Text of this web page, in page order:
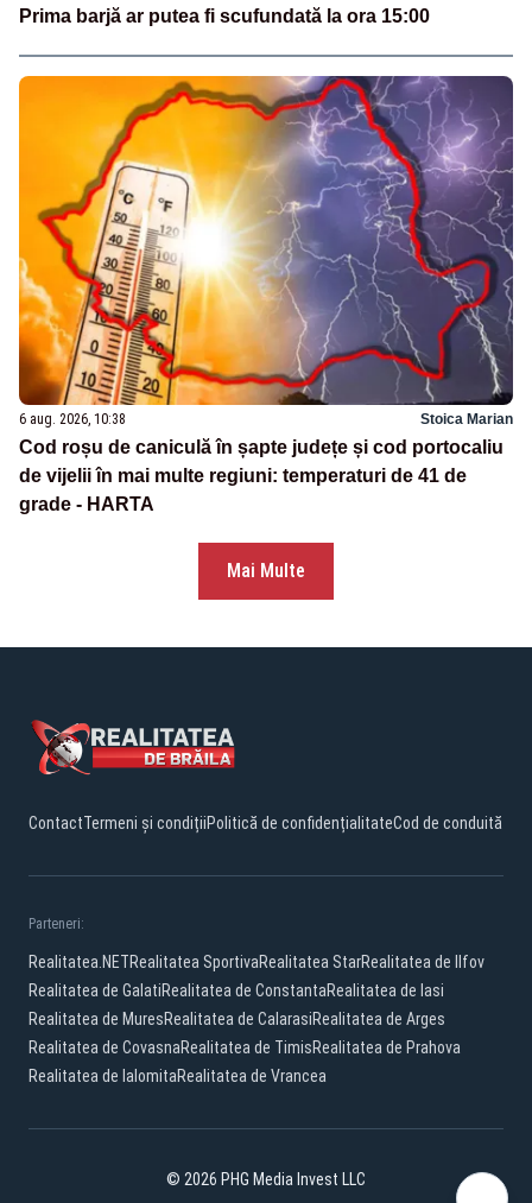
Prima barjă ar putea fi scufundată la ora 15:00
6 aug. 2026, 10:38 Stoica Marian
Cod roșu de caniculă în șapte județe și cod portocaliu
de vijelii în mai multe regiuni: temperaturi de 41 de
grade - HARTA
Mai Multe
ContactTermeni și condițiiPolitică de confidențialitateCod de conduită
Parteneri:
Realitatea.NETRealitatea SportivaRealitatea StarRealitatea de Ilfov
Realitatea de GalatiRealitatea de ConstantaRealitatea de Iasi
Realitatea de MuresRealitatea de CalarasiRealitatea de Arges
Realitatea de CovasnaRealitatea de TimisRealitatea de Prahova
Realitatea de IalomitaRealitatea de Vrancea
© 2026 PHG Media Invest LLC